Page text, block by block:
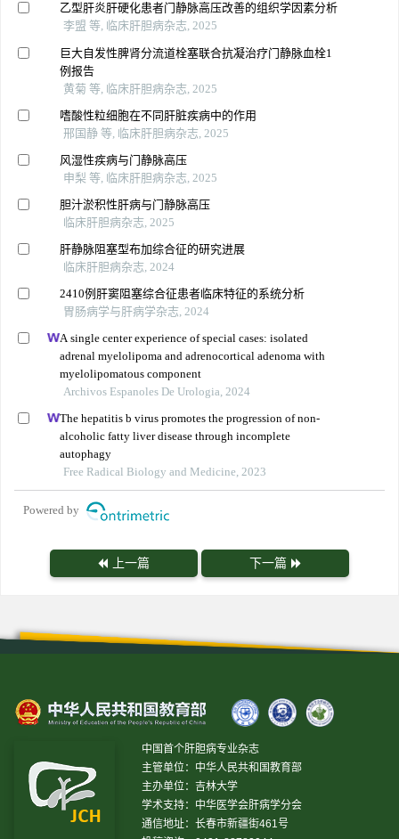
乙型肝炎肝硬化患者门静脉高压改善的组织学因素分析
李盟 等, 临床肝胆病杂志, 2025
巨大自发性脾肾分流道栓塞联合抗凝治疗门静脉血栓1
例报告
黄菊 等, 临床肝胆病杂志, 2025
嗜酸性粒细胞在不同肝脏疾病中的作用
邢国静 等, 临床肝胆病杂志, 2025
风湿性疾病与门静脉高压
申梨 等, 临床肝胆病杂志, 2025
胆汁淤积性肝病与门静脉高压
临床肝胆病杂志, 2025
肝静脉阻塞型布加综合征的研究进展
临床肝胆病杂志, 2024
2410例肝窦阻塞综合征患者临床特征的系统分析
胃肠病学与肝病学杂志, 2024
A single center experience of special cases: isolated
adrenal myelolipoma and adrenocortical adenoma with
myelolipomatous component
Archivos Espanoles De Urologia, 2024
The hepatitis b virus promotes the progression of non-
alcoholic fatty liver disease through incomplete
autophagy
Free Radical Biology and Medicine, 2023
Powered by
上一篇 下一篇
中国首个肝胆病专业杂志
主管单位：中华人民共和国教育部
主办单位：吉林大学
学术支持：中华医学会肝病学分会
通信地址：长春市新疆街461号